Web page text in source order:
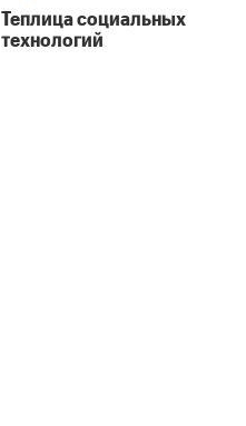
Теплица социальных
технологий